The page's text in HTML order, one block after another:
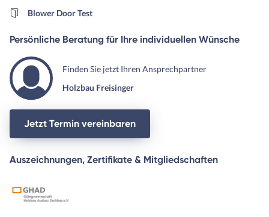
Blower Door Test
Persönliche Beratung für Ihre individuellen Wünsche
Finden Sie jetzt Ihren Ansprechpartner
Holzbau Freisinger
Jetzt Termin vereinbaren
Auszeichnungen, Zertifikate & Mitgliedschaften